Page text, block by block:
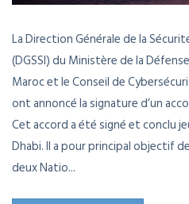
La Direction Générale de la
(DGSSI) du Ministère de la
Maroc et le Conseil de
ont annoncé la signature d’un
Cet accord a été signé et conclu
Dhabi. Il a pour principal objectif
deux Natio...